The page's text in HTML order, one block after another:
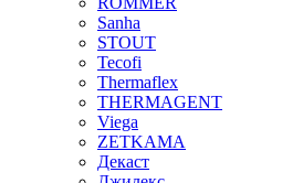
Sanha
STOUT
Tecofi
Thermaflex
THERMAGENT
Viega
ZETKAMA
Декаст